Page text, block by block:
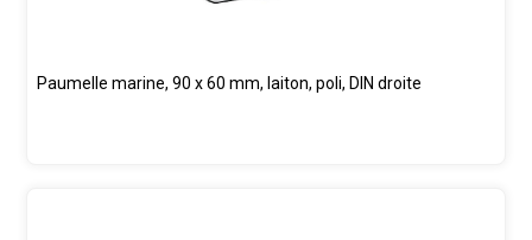
Paumelle marine, 90 x 60 mm, laiton, poli, DIN droite